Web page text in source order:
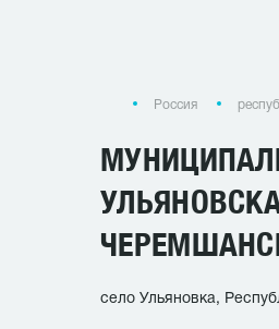
Россия
село Ульяновка,